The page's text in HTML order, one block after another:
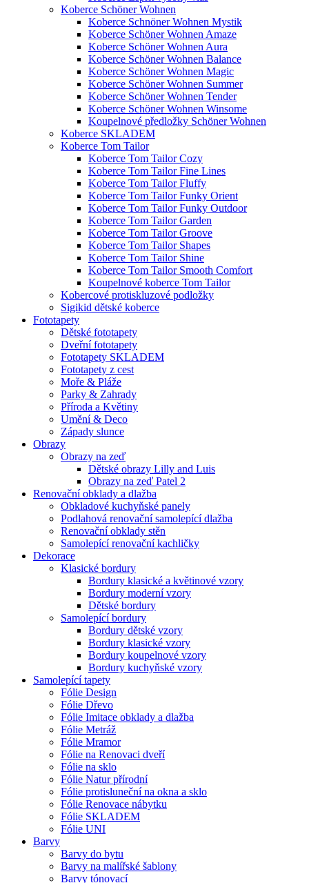
Koberce Schöner Wohnen
Koberce Schnöner Wohnen Mystik
Koberce Schöner Wohnen Amaze
Koberce Schöner Wohnen Aura
Koberce Schöner Wohnen Balance
Koberce Schöner Wohnen Magic
Koberce Schöner Wohnen Summer
Koberce Schöner Wohnen Tender
Koberce Schöner Wohnen Winsome
Koupelnové předložky Schöner Wohnen
Koberce SKLADEM
Koberce Tom Tailor
Koberce Tom Tailor Cozy
Koberce Tom Tailor Fine Lines
Koberce Tom Tailor Fluffy
Koberce Tom Tailor Funky Orient
Koberce Tom Tailor Funky Outdoor
Koberce Tom Tailor Garden
Koberce Tom Tailor Groove
Koberce Tom Tailor Shapes
Koberce Tom Tailor Shine
Koberce Tom Tailor Smooth Comfort
Koupelnové koberce Tom Tailor
Kobercové protiskluzové podložky
Sigikid dětské koberce
Fototapety
Dětské fototapety
Dveřní fototapety
Fototapety SKLADEM
Fototapety z cest
Moře & Pláže
Parky & Zahrady
Příroda a Květiny
Umění & Deco
Západy slunce
Obrazy
Obrazy na zeď
Dětské obrazy Lilly and Luis
Obrazy na zeď Patel 2
Renovační obklady a dlažba
Obkladové kuchyňské panely
Podlahová renovační samolepící dlažba
Renovační obklady stěn
Samolepící renovační kachličky
Dekorace
Klasické bordury
Bordury klasické a květinové vzory
Bordury moderní vzory
Dětské bordury
Samolepící bordury
Bordury dětské vzory
Bordury klasické vzory
Bordury koupelnové vzory
Bordury kuchyňské vzory
Samolepící tapety
Fólie Design
Fólie Dřevo
Fólie Imitace obklady a dlažba
Fólie Metráž
Fólie Mramor
Fólie na Renovaci dveří
Fólie na sklo
Fólie Natur přírodní
Fólie protisluneční na okna a sklo
Fólie Renovace nábytku
Fólie SKLADEM
Fólie UNI
Barvy
Barvy do bytu
Barvy na malířské šablony
Barvy tónovací